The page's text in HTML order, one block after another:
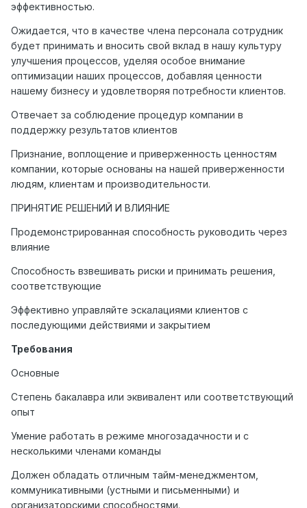
эффективностью.
Ожидается, что в качестве члена персонала сотрудник
будет принимать и вносить свой вклад в нашу культуру
улучшения процессов, уделяя особое внимание
оптимизации наших процессов, добавляя ценности
нашему бизнесу и удовлетворяя потребности клиентов.
Отвечает за соблюдение процедур компании в
поддержку результатов клиентов
Признание, воплощение и приверженность ценностям
компании, которые основаны на нашей приверженности
людям, клиентам и производительности.
ПРИНЯТИЕ РЕШЕНИЙ И ВЛИЯНИЕ
Продемонстрированная способность руководить через
влияние
Способность взвешивать риски и принимать решения,
соответствующие
Эффективно управляйте эскалациями клиентов с
последующими действиями и закрытием
Требования
Основные
Степень бакалавра или эквивалент или соответствующий
опыт
Умение работать в режиме многозадачности и с
несколькими членами команды
Должен обладать отличным тайм-менеджментом,
коммуникативными (устными и письменными) и
организаторскими способностями.